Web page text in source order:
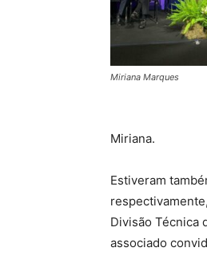
Miriana Marques
Miriana.
Estiveram
Divisão Técnica
associado